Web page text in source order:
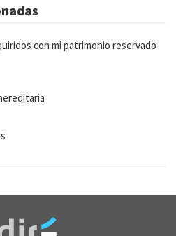
con mi patrimonio reservado